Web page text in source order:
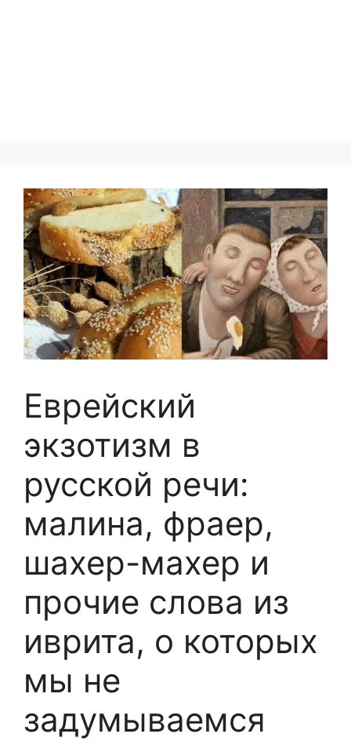
Еврейский
экзотизм в
русской речи:
малина, фраер,
шахер-махер и
прочие слова из
иврита, о которых
мы не
задумываемся